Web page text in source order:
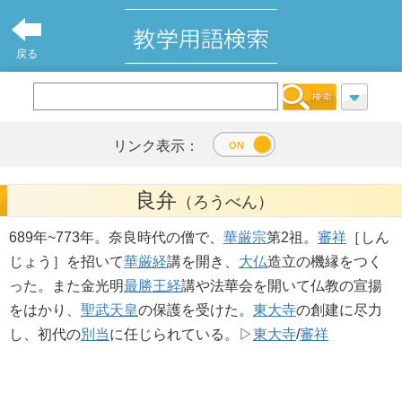
戻る
リンク表示：
良弁 （ろうべん）
689年~773年。奈良時代の僧で、 華厳宗第2祖。 審祥 ［しん
じょう］を招いて華厳経講を開き、 大仏造立の機縁をつく
った。また金光明最勝王経講や法華会を開いて仏教の宣揚
をはかり、 聖武天皇の保護を受けた。 東大寺の創建に尽力
し、初代の別当に任じられている。▷東大寺/審祥